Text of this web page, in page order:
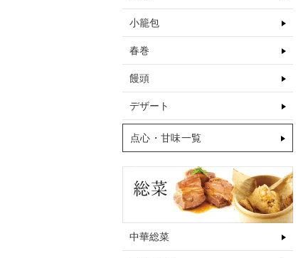
小籠包
春巻
饅頭
デザート
点心・甘味一覧
中華総菜